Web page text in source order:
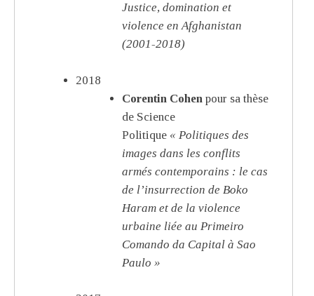
Justice, domination et
violence en Afghanistan
(2001-2018)
2018
Corentin Cohen pour sa thèse
de Science
Politique « Politiques des
images dans les conflits
armés contemporains : le cas
de l’insurrection de Boko
Haram et de la violence
urbaine liée au Primeiro
Comando da Capital à Sao
Paulo »